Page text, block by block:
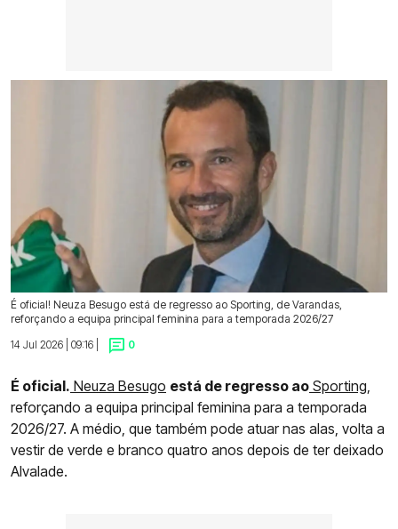
É oficial! Neuza Besugo está de regresso ao Sporting, de Varandas,
reforçando a equipa principal feminina para a temporada 2026/27
14 Jul 2026 | 09:16 |
0
É oficial. Neuza Besugo está de regresso ao Sporting
reforçando a equipa principal feminina para a temporada
2026/27. A médio, que também pode atuar nas alas, volta a
vestir de verde e branco quatro anos depois de ter deixado
Alvalade.